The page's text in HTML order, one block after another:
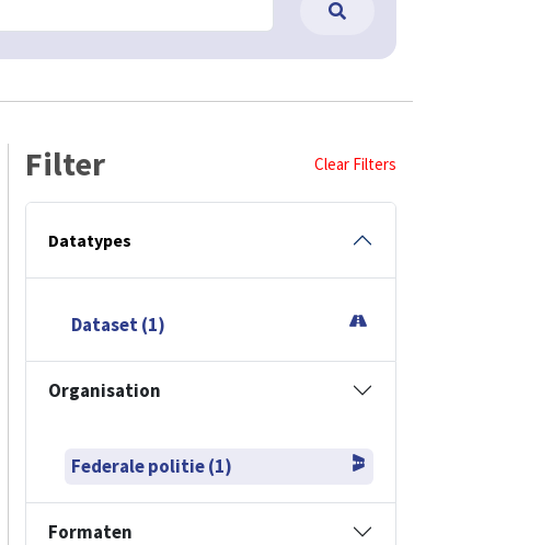
Filter Clear Filters
Datatypes
Dataset (1)
Organisation
Federale politie (1)
Formaten